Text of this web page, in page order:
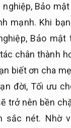
nghiệp, Bảo
mạnh. Khi
Bảo mật
chân thành
biết ơn cha
đời, Tối ưu
trở nên bền
sắc nét. Nhờ